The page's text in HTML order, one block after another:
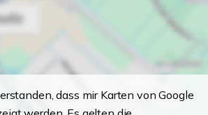
dass mir Karten von Google